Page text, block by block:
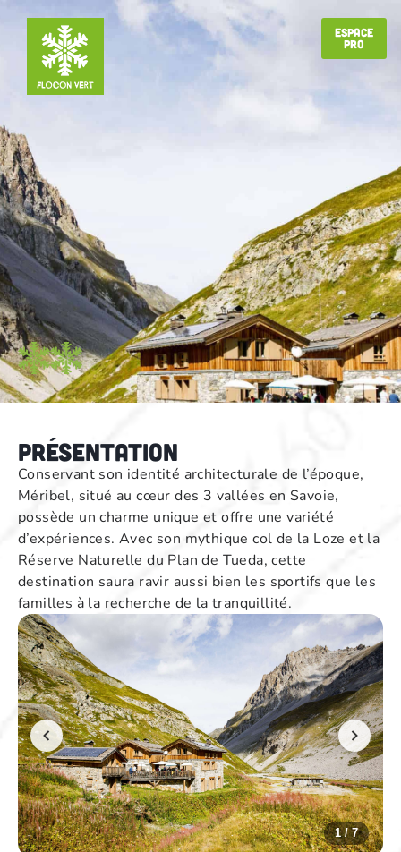
Espace
Pro
Présentation
Conservant son identité architecturale de l’époque,
Méribel, situé au cœur des 3 vallées en Savoie,
possède un charme unique et offre une variété
d’expériences. Avec son mythique col de la Loze et la
Réserve Naturelle du Plan de Tueda, cette
destination saura ravir aussi bien les sportifs que les
familles à la recherche de la tranquillité.
1 / 7